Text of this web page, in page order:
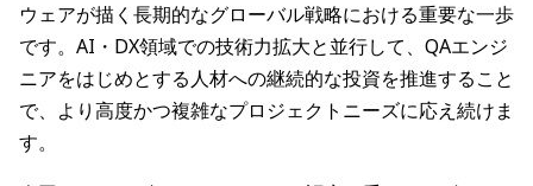
ウェアが描く長期的なグローバル戦略における重要な一歩
です。AI・DX領域での技術力拡大と並行して、QAエンジ
ニアをはじめとする人材への継続的な投資を推進すること
で、より高度かつ複雑なプロジェクトニーズに応え続けま
す。